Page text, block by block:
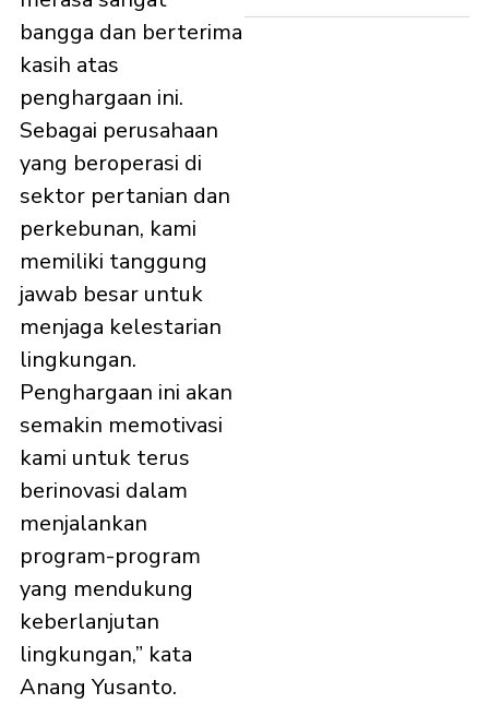
bangga dan berterima
kasih atas
penghargaan ini.
Sebagai perusahaan
yang beroperasi di
sektor pertanian dan
perkebunan, kami
memiliki tanggung
jawab besar untuk
menjaga kelestarian
lingkungan.
Penghargaan ini akan
semakin memotivasi
kami untuk terus
berinovasi dalam
menjalankan
program-program
yang mendukung
keberlanjutan
lingkungan,” kata
Anang Yusanto.